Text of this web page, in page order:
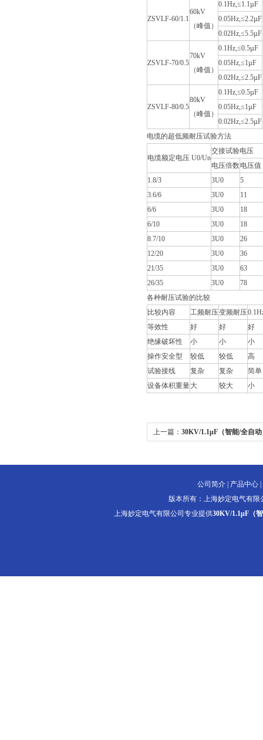
ZSVLF-60/1.1
60kV
（峰值）
0.1Hz,≤1.1µF
0.05Hz,≤2.2µF
0.02Hz,≤5.5µF
ZSVLF-70/0.5
70kV
（峰值）
0.1Hz,≤0.5µF
0.05Hz,≤1µF
0.02Hz,≤2.5µF
ZSVLF-80/0.5
80kV
（峰值）
0.1Hz,≤0.5µF
0.05Hz,≤1µF
0.02Hz,≤2.5µF
电缆的超低频耐压试验方法
电缆额定电压 U0/Un
交接试验电压
电压倍数电压
1.8/3
3U0
5
3.6/6
3U0
11
6/6
3U0
18
6/10
3U0
18
8.7/10
3U0
26
12/20
3U0
36
21/35
3U0
63
26/35
3U0
78
各种耐压试验的比较
比较内容
工频耐压变频耐压
等效性
好 好
好
绝缘破坏性
小 小
小
操作安全型
较低 较低
高
试验接线
复杂 复杂
简单
设备体积重量大 较大 小
上一篇： 30KV/1.1μF（智能/全自
公司简介 产品中心
版本所有：上海妙定电气有
上海妙定电气有限公司专业提供30KV/1.1μF（